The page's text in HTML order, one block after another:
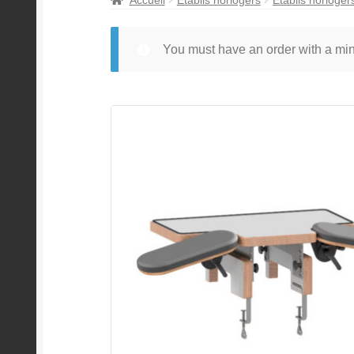
You must have an order with a